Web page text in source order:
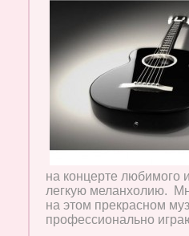
на концерте любимого
легкую меланхолию.
на этом прекрасном
профессионально